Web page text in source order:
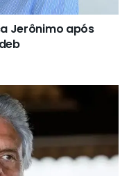
Jerônimo após